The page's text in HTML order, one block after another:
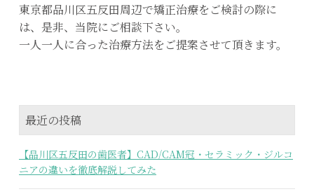
東京都品川区五反田周辺で矯正治療をご検討の際に
は、是非、当院にご相談下さい。
一人一人に合った治療方法をご提案させて頂きます。
最近の投稿
【品川区五反田の歯医者】CAD/CAM冠・セラミック・ジルコ
ニアの違いを徹底解説してみた